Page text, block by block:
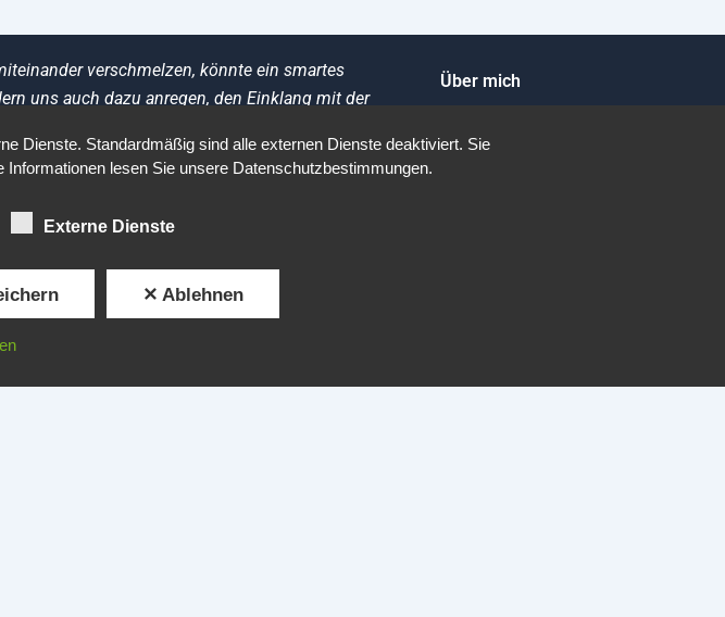
verschmelzen, könnte ein smartes
uns auch dazu anregen, den Einklang mit der
Über mich
Groß
Dienste. Standardmäßig sind alle externen Dienste deaktiviert. Sie
lesen Sie unsere Datenschutzbestimmungen.
Externe Dienste
✕ Ablehnen